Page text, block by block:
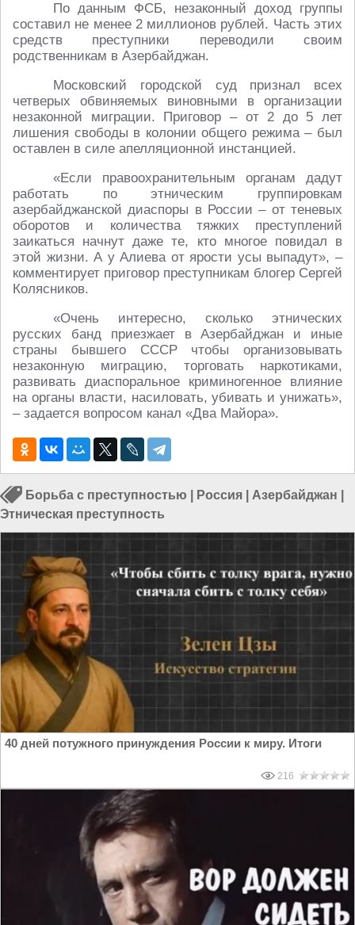
По данным ФСБ, незаконный доход группы
составил не менее 2 миллионов рублей. Часть этих
средств преступники переводили своим
родственникам в Азербайджан.
Московский городской суд признал всех
четверых обвиняемых виновными в организации
незаконной миграции. Приговор – от 2 до 5 лет
лишения свободы в колонии общего режима – был
оставлен в силе апелляционной инстанцией.
«Если правоохранительным органам дадут
работать по этническим группировкам
азербайджанской диаспоры в России – от теневых
оборотов и количества тяжких преступлений
заикаться начнут даже те, кто многое повидал в
этой жизни. А у Алиева от ярости усы выпадут», –
комментирует приговор преступникам блогер Сергей
Колясников.
«Очень интересно, сколько этнических
русских банд приезжает в Азербайджан и иные
страны бывшего СССР чтобы организовывать
незаконную миграцию, торговать наркотиками,
развивать диаспоральное криминогенное влияние
на органы власти, насиловать, убивать и унижать»,
– задается вопросом канал «Два Майора».
Борьба с преступностью Россия Азербайджан
Этническая преступность
40 дней потужного принуждения России к миру. Итоги
216